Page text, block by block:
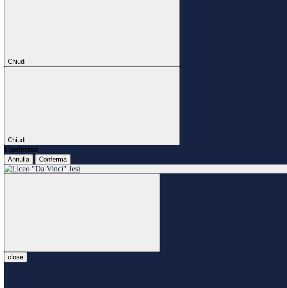
Chiudi
Chiudi
Conferma
Annulla Conferma
close